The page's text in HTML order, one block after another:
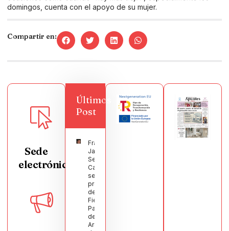
domingos, cuenta con el apoyo de su mujer.
Compartir en:
Sede
electrónica
Últimos
Post
Francisco
Javier
Segura
Castellanos
será el
pregonero
de las
Fiestas
Patronales
de
Argamasilla